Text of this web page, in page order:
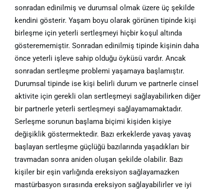
sonradan edinilmiş ve durumsal olmak üzere üç şekilde
kendini gösterir. Yaşam boyu olarak görünen tipinde kişi
birleşme için yeterli sertleşmeyi hiçbir koşul altında
gösterememiştir. Sonradan edinilmiş tipinde kişinin daha
önce yeterli işleve sahip olduğu öyküsü vardır. Ancak
sonradan sertleşme problemi yaşamaya başlamıştır.
Durumsal tipinde ise kişi belirli durum ve partnerle cinsel
aktivite için gerekli olan sertleşmeyi sağlayabilirken diğer
bir partnerle yeterli sertleşmeyi sağlayamamaktadır.
Serleşme sorunun başlama biçimi kişiden kişiye
değişiklik göstermektedir. Bazı erkeklerde yavaş yavaş
başlayan sertleşme güçlüğü bazılarında yaşadıkları bir
travmadan sonra aniden oluşan şekilde olabilir. Bazı
kişiler bir eşin varlığında ereksiyon sağlayamazken
mastürbasyon sırasında ereksiyon sağlayabilirler ve iyi